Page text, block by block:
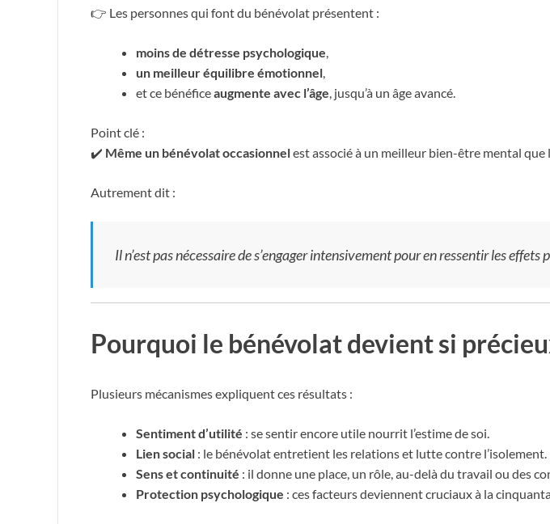
👉 Les personnes qui font du bénévolat présentent :
moins de détresse psychologique,
un meilleur équilibre émotionnel,
et ce bénéficeaugmente avec l’âge, jusqu’à un âge avancé.
Point clé :
✔️ Même un bénévolat occasionnelest associé à un meilleur bien-être mental que
Autrement dit :
Il n’est pas nécessaire de s’engager intensivement pour en ressentir les effets
Pourquoi le bénévolat devient si
Plusieurs mécanismes expliquent ces résultats :
Sentiment d’utilité : se sentir encore utile nourrit l’estime de soi.
Lien social : le bénévolat entretient les relations et lutte contre l’isolement.
Sens et continuité : il donne une place, un rôle, au-delà du travail ou des
Protection psychologique : ces facteurs deviennent cruciaux à la